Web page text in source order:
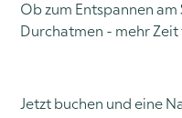
Ob zum Entspannen
Durchatmen - mehr Zeit
Jetzt buchen und eine